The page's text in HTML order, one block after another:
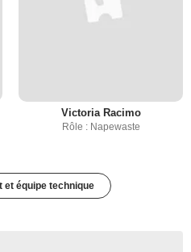
Victoria Racimo
Rôle : Napewaste
et équipe technique